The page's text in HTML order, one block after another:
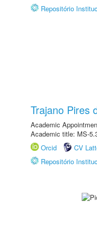
Repositório
Trajano Pires
Academic
Academic title: MS-
Orcid
CV
Repositório